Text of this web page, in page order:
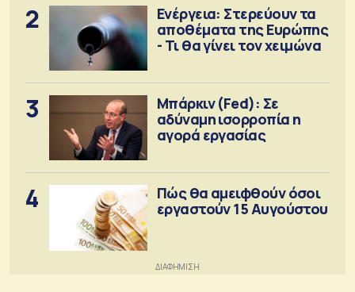
2
Ενέργεια: Στερεύουν τα
αποθέματα της Ευρώπης
- Τι θα γίνει τον χειμώνα
3
Μπάρκιν (Fed): Σε
αδύναμη ισορροπία η
αγορά εργασίας
4
Πώς θα αμειφθούν όσοι
εργαστούν 15 Αυγούστου